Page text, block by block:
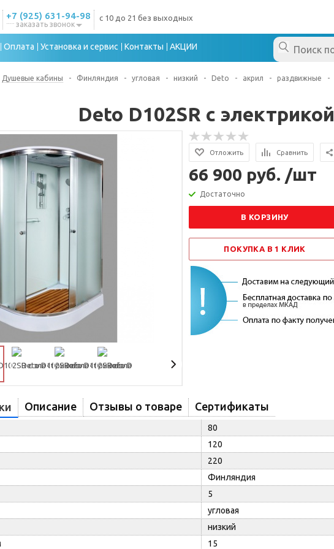
+7 (925) 631-94-98
заказать звонок
с 10 до 21 без выходных
Оплата Установка и сервис Контакты АКЦИИ
Душевые кабины - Финляндия - угловая - низкий - Deto - акрил - раздвижные -
Deto D102SR с электрикой
Отложить Сравнить
66 900 руб. /шт
Достаточно
В КОРЗИНУ
ПОКУПКА В 1 КЛИК
Описание Отзывы о товаре Сертификаты
80
120
220
Финляндия
5
угловая
низкий
15